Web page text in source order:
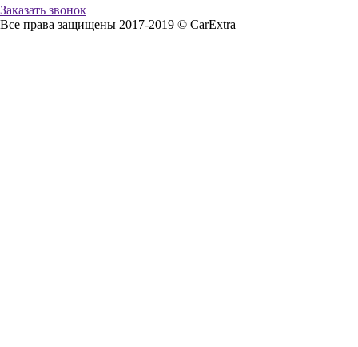
Заказать звонок
Все права защищены 2017-2019 © CarExtra